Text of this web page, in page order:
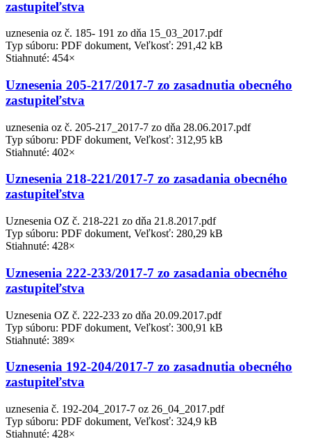
zastupiteľstva
uznesenia oz č. 185- 191 zo dňa 15_03_2017.pdf
Typ súboru: PDF dokument, Veľkosť: 291,42 kB
Stiahnuté: 454×
Uznesenia 205-217/2017-7 zo zasadnutia obecného
zastupiteľstva
uznesenia oz č. 205-217_2017-7 zo dňa 28.06.2017.pdf
Typ súboru: PDF dokument, Veľkosť: 312,95 kB
Stiahnuté: 402×
Uznesenia 218-221/2017-7 zo zasadania obecného
zastupiteľstva
Uznesenia OZ č. 218-221 zo dňa 21.8.2017.pdf
Typ súboru: PDF dokument, Veľkosť: 280,29 kB
Stiahnuté: 428×
Uznesenia 222-233/2017-7 zo zasadania obecného
zastupiteľstva
Uznesenia OZ č. 222-233 zo dňa 20.09.2017.pdf
Typ súboru: PDF dokument, Veľkosť: 300,91 kB
Stiahnuté: 389×
Uznesenia 192-204/2017-7 zo zasadnutia obecného
zastupiteľstva
uznesenia č. 192-204_2017-7 oz 26_04_2017.pdf
Typ súboru: PDF dokument, Veľkosť: 324,9 kB
Stiahnuté: 428×